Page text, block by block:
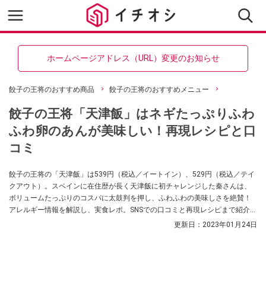
ホームページアドレス（URL）変更のお知らせ
餃子の王将のおすすめ商品 餃子の王将のおすすめメニュー
餃子の王将「天津飯」はネギたっぷりふわ
ふわ卵のあんが美味しい！再現レシピと口
コミ
餃子の王将の「天津飯」は539円（税込／イートイン）、529円（税込／テイ
クアウト）。スペインに在住歴が長く天津飯に初チャレンジした秦さんは、
ボリュームたっぷりのコスパに太鼓判を押し、ふわふわの美味しさを絶賛！
アレルギー情報を解説し、実食レポ。SNSでの口コミと再現レシピまで紹介し
更新日： 2023年01月24日